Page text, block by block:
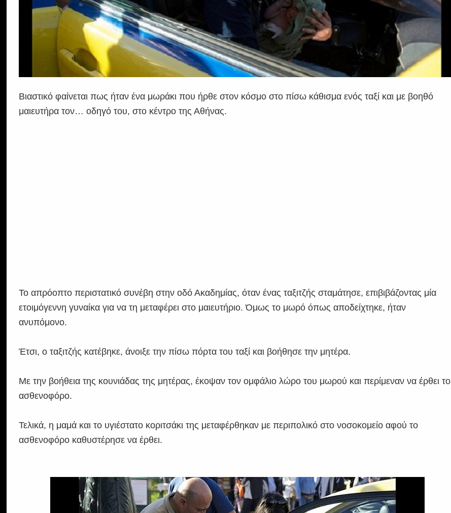
Βιαστικό φαίνεται πως ήταν ένα μωράκι που ήρθε στον κόσμο στο πίσω κάθισμα ενός ταξί και με βοηθό
μαιευτήρα τον… οδηγό του, στο κέντρο της Αθήνας.
Το απρόοπτο περιστατικό συνέβη στην οδό Ακαδημίας, όταν ένας ταξιτζής σταμάτησε, επιβιβάζοντας μία
ετοιμόγεννη γυναίκα για να τη μεταφέρει στο μαιευτήριο. Όμως το μωρό όπως αποδείχτηκε, ήταν
ανυπόμονο.
Έτσι, ο ταξιτζής κατέβηκε, άνοιξε την πίσω πόρτα του ταξί και βοήθησε την μητέρα.
Με την βοήθεια της κουνιάδας της μητέρας, έκοψαν τον ομφάλιο λώρο του μωρού και περίμεναν να έρθει το
ασθενοφόρο.
Τελικά, η μαμά και το υγιέστατο κοριτσάκι της μεταφέρθηκαν με περιπολικό στο νοσοκομείο αφού το
ασθενοφόρο καθυστέρησε να έρθει.